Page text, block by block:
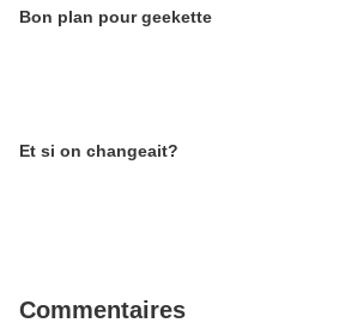
Bon plan pour geekette
Et si on changeait?
Commentaires